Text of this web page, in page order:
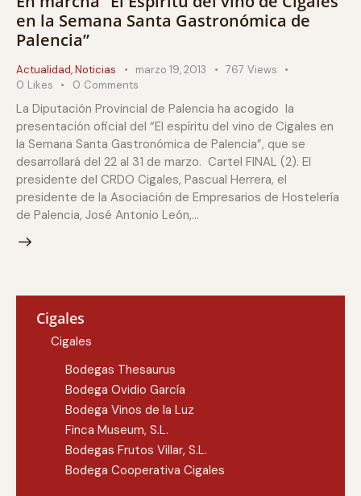
en la Semana Santa Gastronómica de
Palencia”
Actualidad,Noticias marzo 19, 2013 767 Views
0 Likes 0 Comments
La Diputación Provincial de Palencia ha acogido la
presentación oficial del “El espíritu del vino de Cigales en
la Semana Santa Gastronómica de Palencia”, que se
desarrollará del 22 al 31 de marzo. Cartel FINAL (2). El
presidente del CRDO Cigales, Pascual Herrera, el
presidente de la Asociación de Empresarios de Hostelería
de Palencia, José Antonio León,…
Cigales
Cigales
Bodegas Thesaurus
Bodega Ovidio García
Bodega Vinos de la Luz
Finca Museum, S.L.
Bodegas Frutos Villar, S.L.
Bodega Cooperativa Cigales